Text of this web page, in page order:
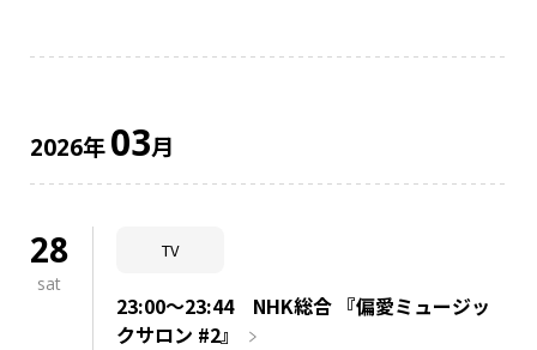
2026年03月
28
sat
TV
23:00～23:44 NHK総合 『偏愛ミュージッ
クサロン #2』